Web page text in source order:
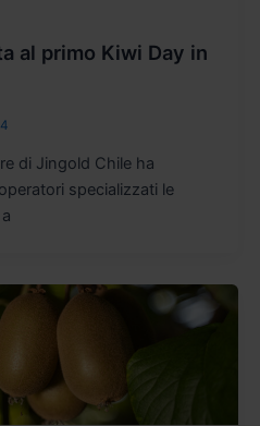
al primo Kiwi Day in
di Jingold Chile ha
specializzati le